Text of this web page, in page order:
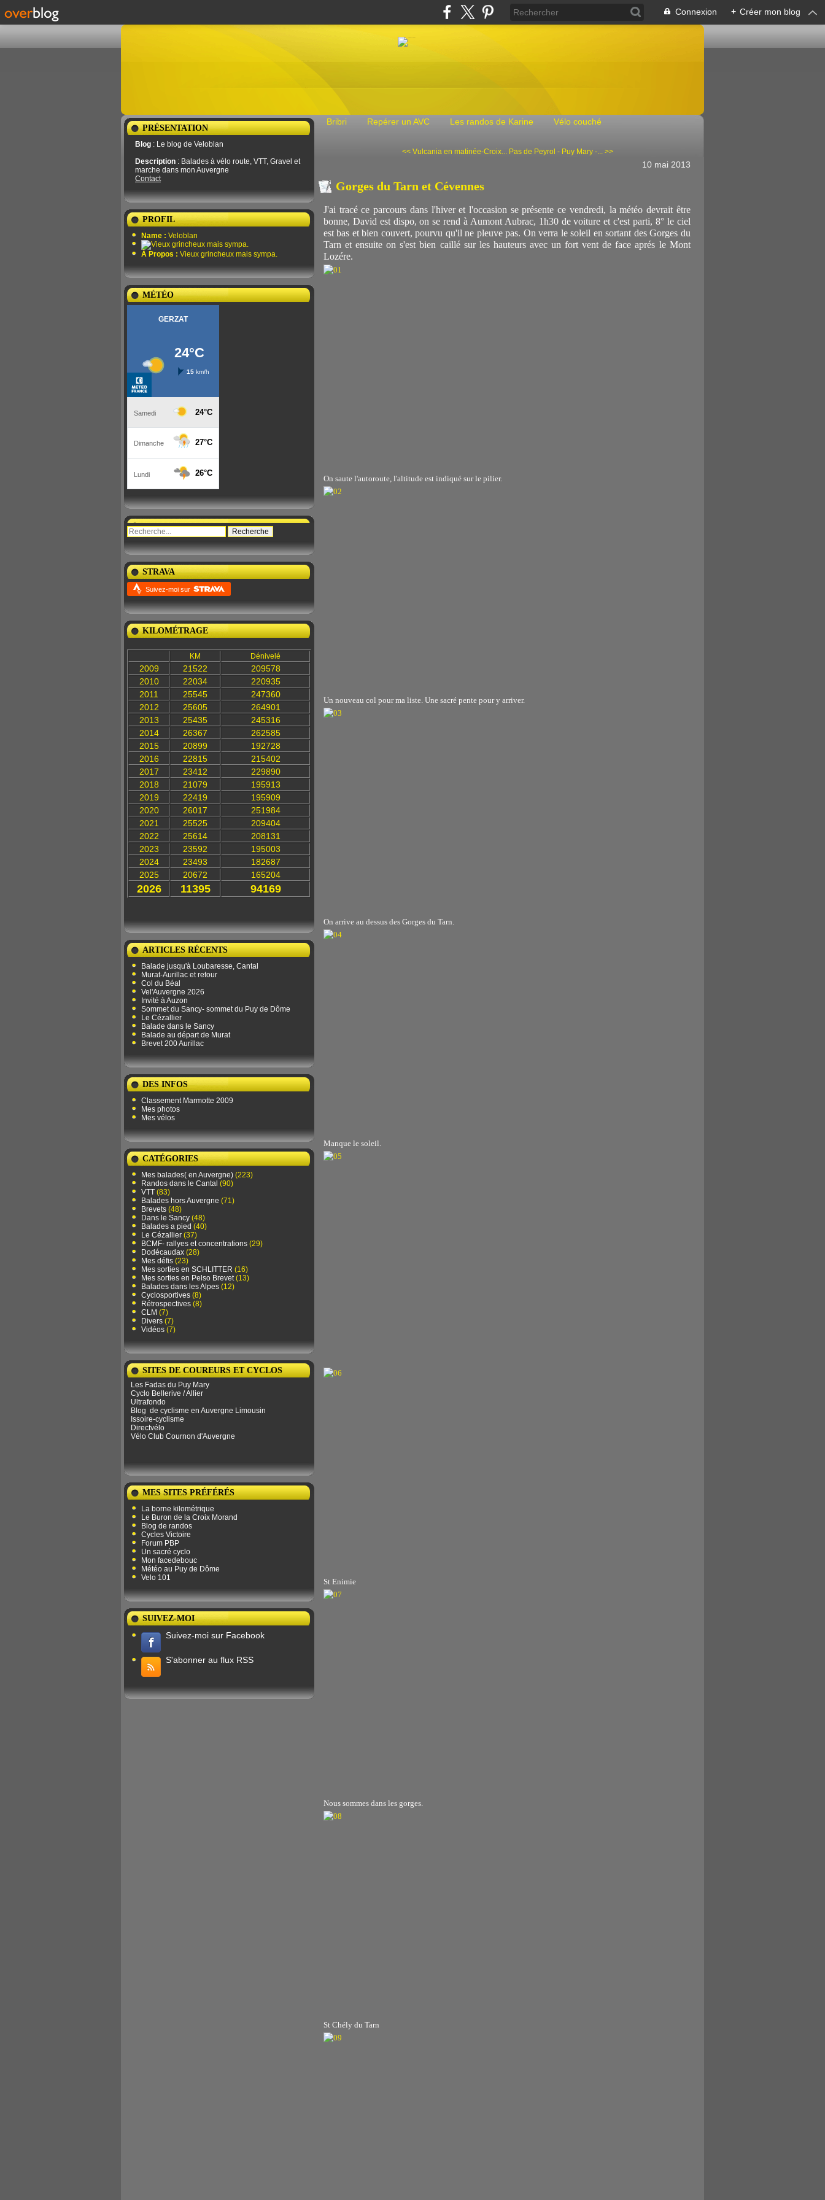
Connexion + Créer mon blog
PRÉSENTATION
Blog : Le blog de Veloblan
Description : Balades à vélo route, VTT, Gravel et
marche dans mon Auvergne
Contact
PROFIL
Name : Veloblan
À Propos : Vieux grincheux mais sympa.
MÉTÉO
STRAVA
Suivez-moi sur
KILOMÉTRAGE
KM Dénivelé
2009 21522
209578
2010
22034
220935
2011
25545
247360
2012
25605
264901
2013
25435
245316
2014
26367
262585
2015
20899
192728
2016
22815
215402
2017
23412
229890
2018
21079
195913
2019
22419
195909
2020
26017
251984
2021
25525
209404
2022
25614
208131
2023
23592
195003
2024
23493
182687
2025
20672 165204
2026 11395 94169
ARTICLES RÉCENTS
Balade jusqu'à Loubaresse, Cantal
Murat-Aurillac et retour
Col du Béal
Vel'Auvergne 2026
Invité à Auzon
Sommet du Sancy- sommet du Puy de Dôme
Le Cézallier
Balade dans le Sancy
Balade au départ de Murat
Brevet 200 Aurillac
DES INFOS
Classement Marmotte 2009
Mes photos
Mes vélos
CATÉGORIES
Mes balades( en Auvergne) (223)
Randos dans le Cantal (90)
VTT (83)
Balades hors Auvergne (71)
Brevets (48)
Dans le Sancy (48)
Balades a pied (40)
Le Cézallier (37)
BCMF- rallyes et concentrations (29)
Dodécaudax (28)
Mes défis (23)
Mes sorties en SCHLITTER (16)
Mes sorties en Pelso Brevet(13)
Balades dans les Alpes (12)
Cyclosportives (8)
Rétrospectives (8)
CLM (7)
Divers (7)
Vidéos (7)
SITES DE COUREURS ET CYCLOS
Les Fadas du Puy Mary
Cyclo Bellerive / Allier
Ultrafondo
Blog de ​​cyclisme en Auvergne Limousin
Issoire-cyclisme
Directvélo
Vélo Club Cournon d'Auvergne
MES SITES PRÉFÉRÉS
La borne kilométrique
Le Buron de la Croix Morand
Blog de randos
Cycles Victoire
Forum PBP
Un sacré cyclo
Mon facedebouc
Météo au Puy de Dôme
Velo 101
SUIVEZ-MOI
Suivez-moi sur Facebook
S'abonner au flux RSS
Bribri Repérer un AVC Les randos de Karine Vélo couché
<< Vulcania en matinée-Croix... Pas de Peyrol - Puy Mary -... >>
10 mai 2013
Gorges du Tarn et Cévennes
J'ai tracé ce parcours dans l'hiver et l'occasion se présente ce vendredi, la météo devrait être
bonne, David est dispo, on se rend à Aumont Aubrac, 1h30 de voiture et c'est parti, 8° le ciel
est bas et bien couvert, pourvu qu'il ne pleuve pas. On verra le soleil en sortant des Gorges du
Tarn et ensuite on s'est bien caillé sur les hauteurs avec un fort vent de face aprés le Mont
Lozére.
On saute l'autoroute, l'altitude est indiqué sur le pilier.
Un nouveau col pour ma liste. Une sacré pente pour y arriver.
On arrive au dessus des Gorges du Tarn.
Manque le soleil.
St Enimie
Nous sommes dans les gorges.
St Chély du Tarn